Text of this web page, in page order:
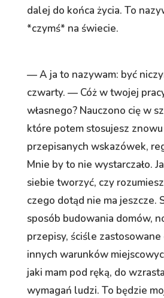
dalej do końca życia. To
*czymś* na świecie.
— A ja to nazywam: być
czwarty. — Cóż w twojej
własnego? Nauczono cię w
które potem stosujesz znowu
przepisanych wskazówek,
Mnie by to nie wystarczało.
siebie tworzyć, czy
czego dotąd nie ma jeszcze.
sposób budowania domów,
przepisy, ściśle
innych warunków
jaki mam pod ręką, do
wymagań ludzi. To będzie